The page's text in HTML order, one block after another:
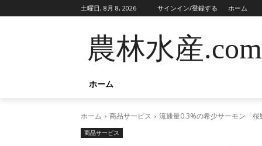
土曜日, 8月 8, 2026 サインイン/登録する ホーム
農林水産.com
ホーム
ホーム 商品サービス 流通量0.3%の希少サーモン「
商品サービス